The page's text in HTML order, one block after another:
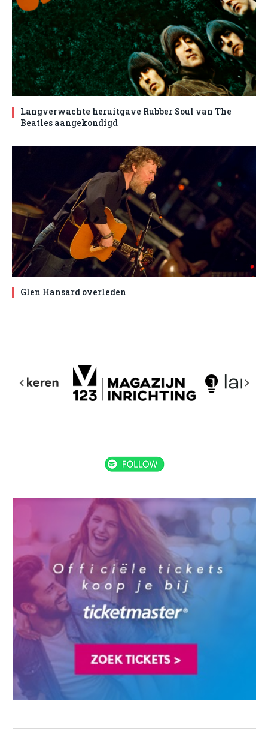
Langverwachte heruitgave Rubber Soul van The
Beatles aangekondigd
Glen Hansard overleden